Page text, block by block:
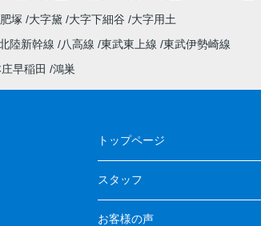
肥塚 大字黛 大字下細谷
大字用土
陸新幹線 八高線 東武東上線 東武伊勢崎線
早稲田 鴻巣
トップページ
スタッフ
お客様の声